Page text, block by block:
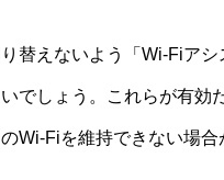
替えないよう「Wi-Fiア
でしょう。これらが有効
Wi-Fiを維持できない場合